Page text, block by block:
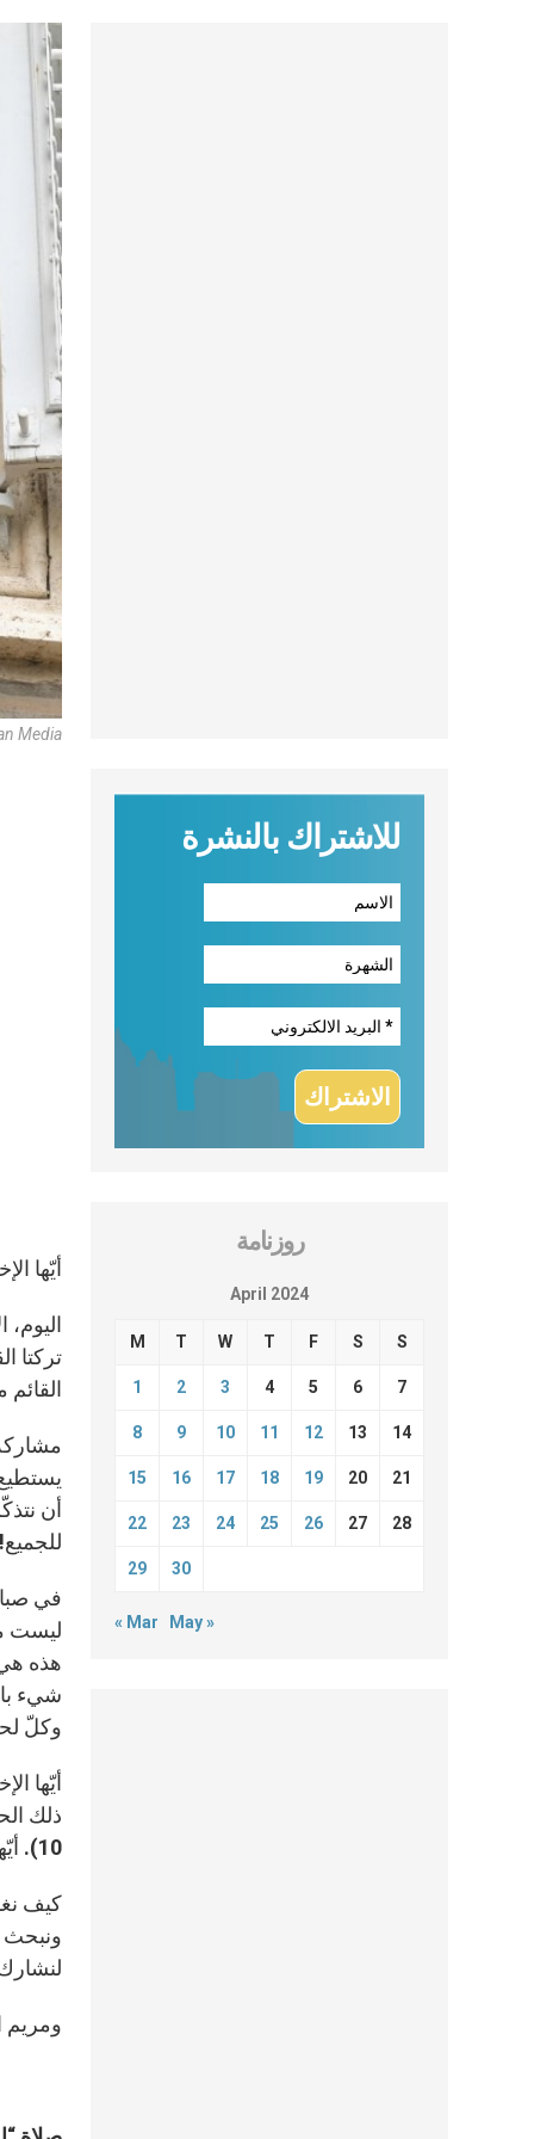
Media
أيّها
أن
للجميع!
في
ليست
هذه
شيء
وكلّ
أيّها
ذلك
10). أيّها الإخوة والأخوات، لا نَفقِدْ فرح الفصح!
كيف
ونبحث
ومريم
للاشتراك بالنشرة
روزنامة
April 2024
M T W T F S S
1 2 3 4 5 6 7
8 9 10 11 12 13 14
15 16 17 18 19 20 21
22 23 24 25 26 27 28
29 30
« Mar May »